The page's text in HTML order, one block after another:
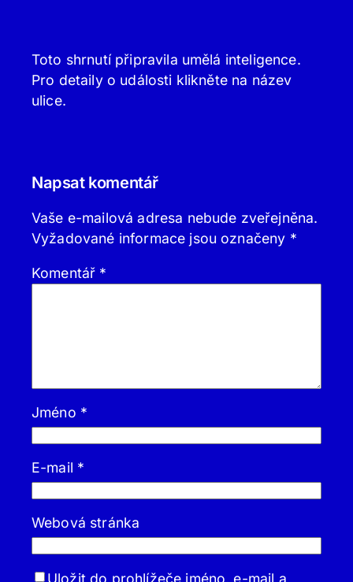
Toto shrnutí připravila umělá inteligence.
Pro detaily o události klikněte na název
ulice.
Napsat komentář
Vaše e-mailová adresa nebude zveřejněna.
Vyžadované informace jsou označeny *
Komentář *
Jméno *
E-mail *
Webová stránka
Uložit do prohlížeče jméno, e-mail a